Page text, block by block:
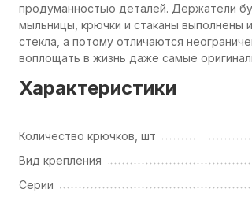
продуманностью деталей. Держатели
мыльницы, крючки и стаканы выполнены
стекла, а потому отличаются
воплощать в жизнь даже самые
Характеристики
Количество крючков, шт
Вид крепления
Серии